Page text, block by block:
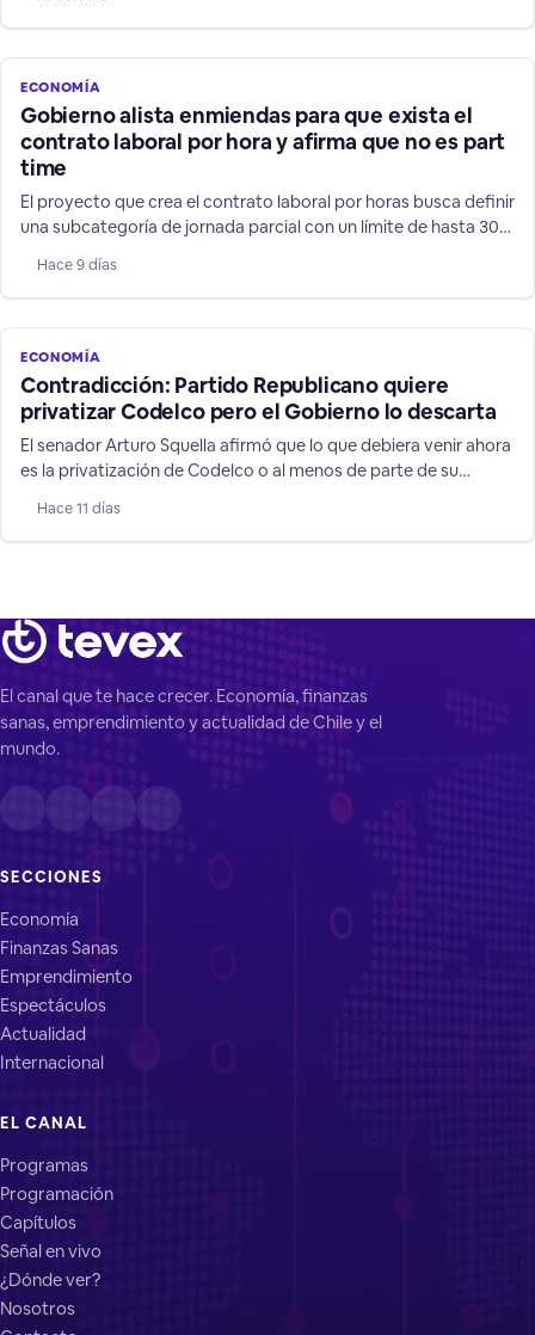
gastronómico, los emprendedores y nuestras pymes van a
estar felices", dijo la diputada.
ECONOMÍA
Gobierno alista enmiendas para que exista el
contrato laboral por hora y afirma que no es part
time
El proyecto que crea el contrato laboral por horas busca definir
una subcategoría de jornada parcial con un límite de hasta 30
cuestionado si el actual contrato de trabajo part time suple
esta propuesta y si la norma precariza o no el empleo.
Hace 9 días
ECONOMÍA
Contradicción: Partido Republicano quiere
privatizar Codelco pero el Gobierno lo descarta
El senador Arturo Squella afirmó que lo que debiera venir ahora
es la privatización de Codelco o al menos de parte de su
complicada empresa. El bimimistro de Economía y de Minería
Daniel Mas cerró la puerta a esa posibilidad.
Hace 11 días
El canal que te hace crecer. Economía, finanzas
sanas, emprendimiento y actualidad de Chile y el
mundo.
SECCIONES
Economía
Finanzas Sanas
Emprendimiento
Espectáculos
Actualidad
Internacional
EL CANAL
Programas
Programación
Capítulos
Señal en vivo
¿Dónde ver?
Nosotros